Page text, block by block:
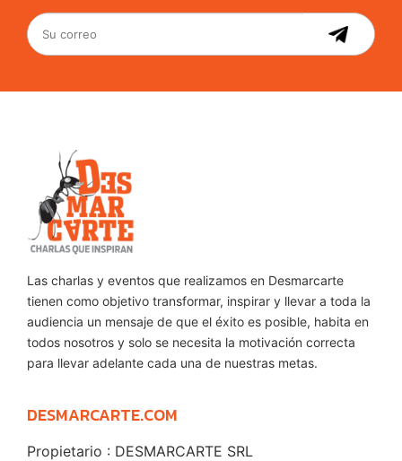
Las charlas y eventos que realizamos en Desmarcarte
tienen como objetivo transformar, inspirar y llevar a toda la
audiencia un mensaje de que el éxito es posible, habita en
todos nosotros y solo se necesita la motivación correcta
para llevar adelante cada una de nuestras metas.
DESMARCARTE.COM
Propietario : DESMARCARTE SRL